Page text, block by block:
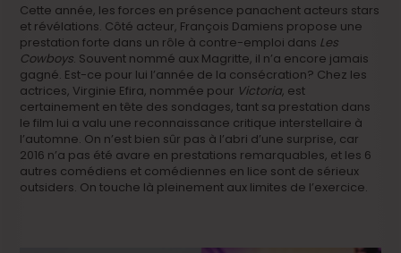
Cette année, les forces en présence panachent acteurs stars
et révélations. Côté acteur, François Damiens propose une
prestation forte dans un rôle à contre-emploi dans Les
Cowboys. Souvent nommé aux Magritte, il n’a encore jamais
gagné. Est-ce pour lui l’année de la consécration? Chez les
actrices, Virginie Efira, nommée pour Victoria, est
certainement en tête des sondages, tant sa prestation dans
le film lui a valu une reconnaissance critique interstellaire à
l’automne. On n’est bien sûr pas à l’abri d’une surprise, car
2016 n’a pas été avare en prestations remarquables, et les 6
autres comédiens et comédiennes en lice sont de sérieux
outsiders. On touche là pleinement aux limites de l’exercice.